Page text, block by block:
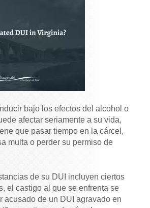
bajo los efectos del alcohol o
afectar seriamente a su vida,
que pasar tiempo en la cárcel,
multa o perder su permiso de
de su DUI incluyen ciertos
el castigo al que se enfrenta se
acusado de un DUI agravado en